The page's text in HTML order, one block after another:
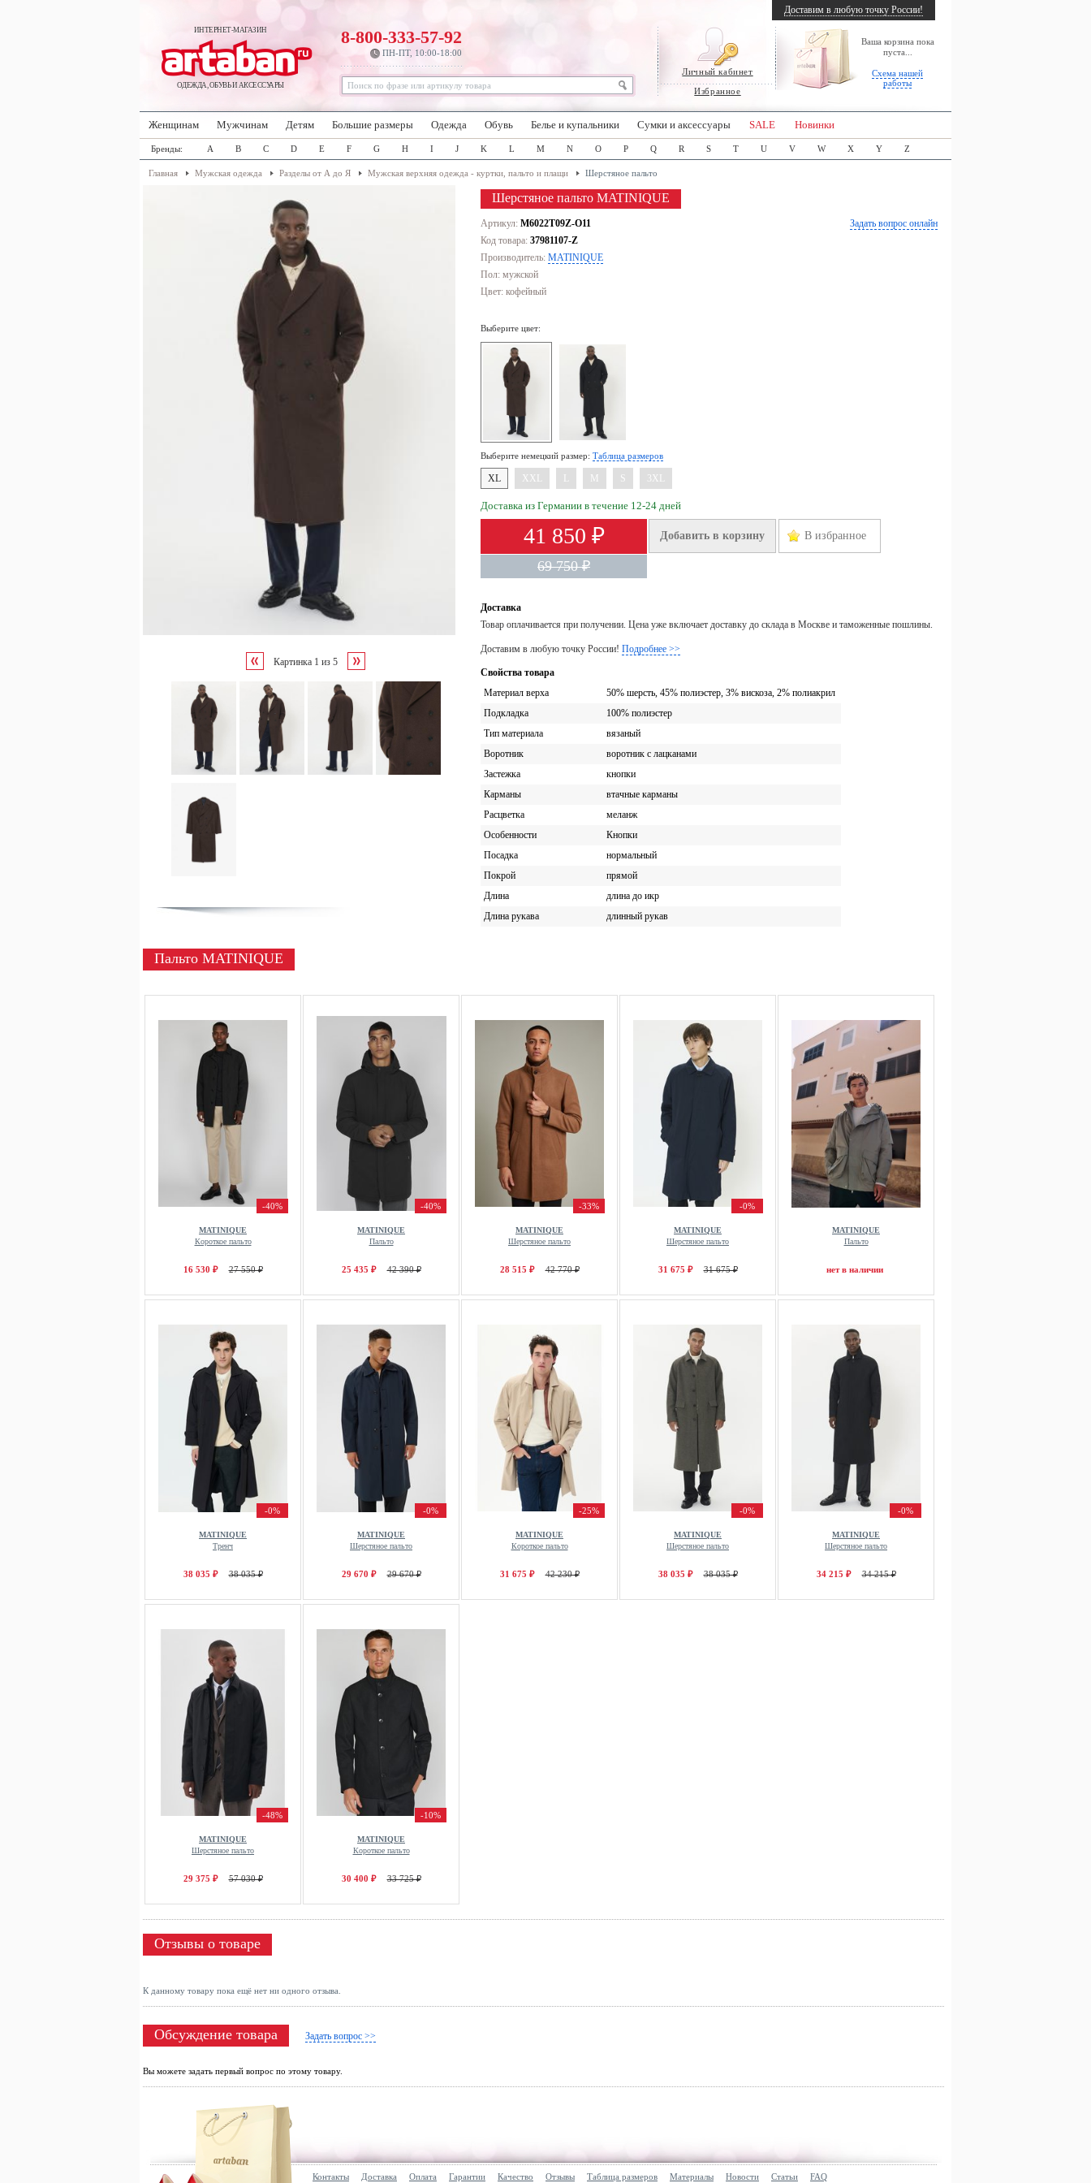
ИНТЕРНЕТ-МАГАЗИН
ОДЕЖДА, ОБУВЬ И АКСЕССУАРЫ
Личный кабинет
Избранное
Ваша корзина пока
пуста...
Схема нашей
работы
8-800-333-57-92
ПН-ПТ, 10:00-18:00
Доставим в любую точку России!
Женщинам Мужчинам Детям Большие размеры Одежда Обувь Белье и купальники Сумки и аксессуары SALE Новинки
Бренды: A B C D E F G H I J K L M N O P Q R S T U V W X Y Z
Главная Мужская одежда Разделы от А до Я Мужская верхняя одежда - куртки, пальто и плащи Шерстяное пальто
Картинка 1 из 5
Шерстяное пальто MATINIQUE
Задать вопрос онлайн
Артикул: M6022T09Z-O11
Код товара: 37981107-Z
Производитель: MATINIQUE
Пол: мужской
Цвет: кофейный
Выберите цвет:
Выберите немецкий размер: Таблица размеров
XL XXL M S 3XL
Доставка из Германии в течение 12-24 дней
41 850 ₽ Добавить в корзину В избранное
69 750 ₽
Доставка
Товар оплачивается при получении. Цена уже включает доставку до склада в Москве и таможенные пошлины.
Доставим в любую точку России! Подробнее >>
Свойства товара
Материал верха
50% шерсть, 45% полиэстер, 3% вискоза, 2% полиакрил
Подкладка
100% полиэстер
Тип материала
вязаный
Воротник
воротник с лацканами
Застежка
кнопки
Карманы
втачные карманы
Расцветка
меланж
Особенности
Кнопки
Посадка
нормальный
Покрой
прямой
Длина
длина до икр
Длина рукава
длинный рукав
Пальто MATINIQUE
-40%
MATINIQUE
Короткое пальто
16 530 ₽ 27 550 ₽
-40%
MATINIQUE
Пальто
25 435 ₽ 42 390 ₽
-33%
MATINIQUE
Шерстяное пальто
28 515 ₽ 42 770 ₽
-0%
MATINIQUE
Шерстяное пальто
31 675 ₽ 31 675 ₽
MATINIQUE
Пальто
нет в наличии
-0%
MATINIQUE
Тренч
38 035 ₽ 38 035 ₽
-0%
MATINIQUE
Шерстяное пальто
29 670 ₽ 29 670 ₽
-25%
MATINIQUE
Короткое пальто
31 675 ₽ 42 230 ₽
-0%
MATINIQUE
Шерстяное пальто
38 035 ₽ 38 035 ₽
-0%
MATINIQUE
Шерстяное пальто
34 215 ₽ 34 215 ₽
-48%
MATINIQUE
Шерстяное пальто
29 375 ₽ 57 030 ₽
-10%
MATINIQUE
Короткое пальто
30 400 ₽ 33 725 ₽
Отзывы о товаре
К данному товару пока ещё нет ни одного отзыва.
Обсуждение товара Задать вопрос >>
Вы можете задать первый вопрос по этому товару.
Контакты Доставка Оплата Гарантии Качество Отзывы Таблица размеров Материалы Новости Статьи FAQ